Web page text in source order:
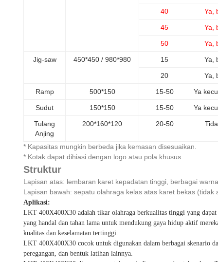
40 Ya,
45 Ya,
50 Ya,
Jig-saw 450*450 / 980*980 15 Ya,
20 Ya,
Ramp 500*150 15-50 Ya
Sudut 150*150 15-50 Ya
Tulang
Anjing
200*160*120 20-50
* Kapasitas mungkin berbeda jika kemasan disesuaikan.
* Kotak dapat dihiasi dengan logo atau pola khusus.
Struktur
Lapisan atas: lembaran karet kepadatan tinggi, berbagai
Lapisan bawah: sepatu olahraga kelas atas karet bekas (tidak
Aplikasi:
LKT 400X400X30 adalah tikar olahraga berkualitas tinggi yang
yang handal dan tahan lama untuk mendukung gaya hidup aktif
kualitas dan keselamatan tertinggi.
LKT 400X400X30 cocok untuk digunakan dalam berbagai skenario
peregangan, dan bentuk latihan lainnya.